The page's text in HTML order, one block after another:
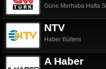
Güne Merhaba Hafta
NTV
Haber Bülteni
A Haber